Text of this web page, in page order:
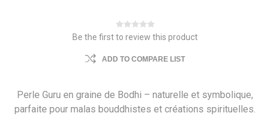
Be the first to review this product
ADD TO COMPARE LIST
Perle Guru en graine de Bodhi – naturelle et symbolique,
parfaite pour malas bouddhistes et créations spirituelles.